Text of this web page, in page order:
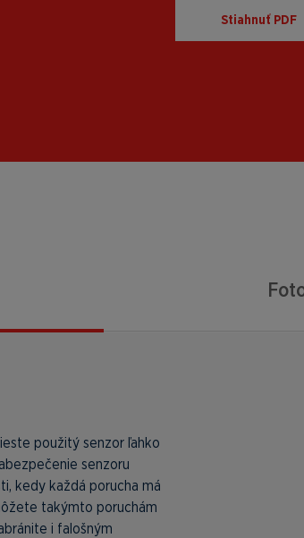
Stiahnuť PDF
použitý senzor ľahko
senzoru
kedy každá porucha má
takýmto poruchám
i falošným